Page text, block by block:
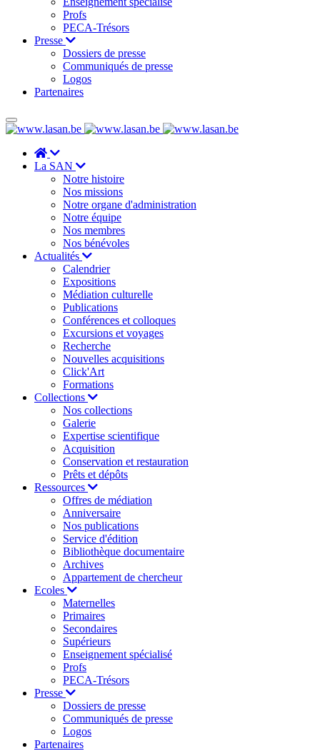
Profs
PECA-Trésors
Presse
Dossiers de presse
Communiqués de presse
Logos
Partenaires
La SAN
Notre histoire
Nos missions
Notre organe d'administration
Notre équipe
Nos membres
Nos bénévoles
Actualités
Calendrier
Expositions
Médiation culturelle
Publications
Conférences et colloques
Excursions et voyages
Recherche
Nouvelles acquisitions
Click'Art
Formations
Collections
Nos collections
Galerie
Expertise scientifique
Acquisition
Conservation et restauration
Prêts et dépôts
Ressources
Offres de médiation
Anniversaire
Nos publications
Service d'édition
Bibliothèque documentaire
Archives
Appartement de chercheur
Ecoles
Maternelles
Primaires
Secondaires
Supérieurs
Enseignement spécialisé
Profs
PECA-Trésors
Presse
Dossiers de presse
Communiqués de presse
Logos
Partenaires